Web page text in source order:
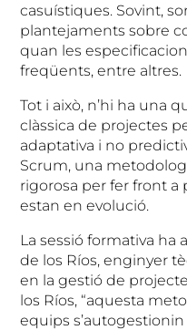
casuístiques. Sovint,
plantejaments sobre
quan les
freqüents, entre altres.
Tot i això, n’hi ha una
clàssica de projectes
adaptativa i no
Scrum, una
rigorosa per fer front a
estan en evolució.
La sessió formativa ha
de los Ríos, enginyer
en la gestió de
los Ríos, “aquesta
equips